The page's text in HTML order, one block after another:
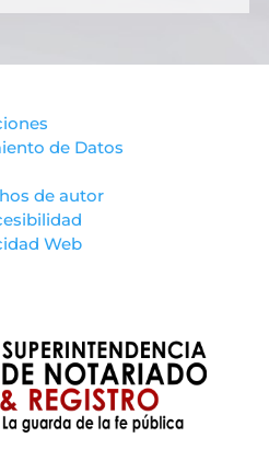
de Datos
de autor
Web